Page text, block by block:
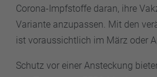
Corona-Impfstoffe daran, ihre
Variante anzupassen. Mit den
ist voraussichtlich im März oder
Schutz vor einer Ansteckung